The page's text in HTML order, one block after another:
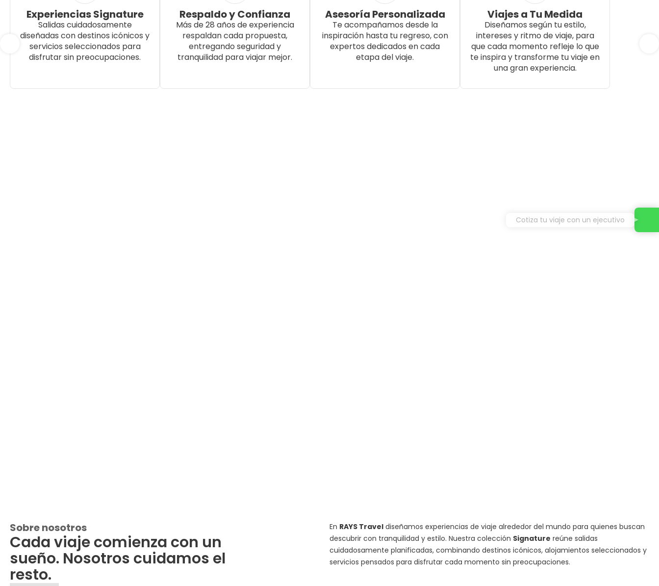
Experiencias Signature
Salidas cuidadosamente
diseñadas con destinos icónicos y
servicios seleccionados para
disfrutar sin preocupaciones.
Respaldo y Confianza
Más de 28 años de experiencia
respaldan cada propuesta,
entregando seguridad y
tranquilidad para viajar mejor.
Asesoría Personalizada
Te acompañamos desde la
inspiración hasta tu regreso, con
expertos dedicados en cada
etapa del viaje.
Viajes a Tu Medida
Diseñamos según tu estilo,
intereses y ritmo de viaje, para
que cada momento refleje lo que
te inspira y transforme tu viaje en
una gran experiencia.
Sobre nosotros
Cada viaje comienza con un
sueño. Nosotros cuidamos el
resto.
En RAYS Travel diseñamos experiencias de viaje alrededor del mundo para quienes buscan
descubrir con tranquilidad y estilo. Nuestra colección Signature reúne salidas
cuidadosamente planificadas, combinando destinos icónicos, alojamientos seleccionados y
servicios pensados para disfrutar cada momento sin preocupaciones.
Cotiza tu viaje con un ejecutivo